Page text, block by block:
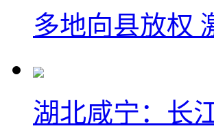
多地向县放权
湖北咸宁：长